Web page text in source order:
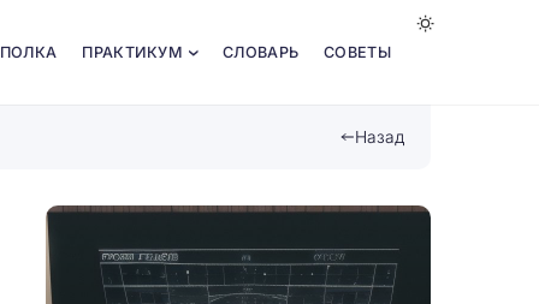
ПРАКТИКУМ СЛОВАРЬ СОВЕТЫ
Назад